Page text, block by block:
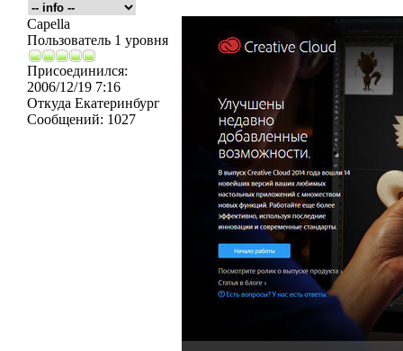
Capella
Пользователь 1 уровня
Присоединился:
2006/12/19 7:16
Откуда Екатеринбург
Сообщений: 1027